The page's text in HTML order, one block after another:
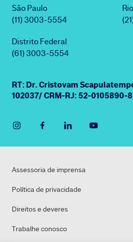
São Paulo
(11) 3003-5554
Distrito Federal
(61) 3003-5554
RT: Dr. Cristovam
102037/ CRM-RJ: 52-0105890-
Assessoria de imprensa
Política de privacidade
Direitos e deveres
Trabalhe conosco